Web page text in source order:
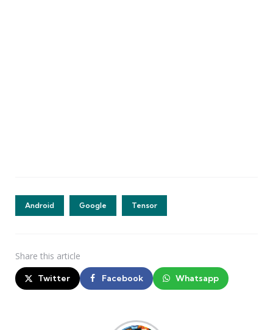
Android Google Tensor
Share this article
Twitter Facebook Whatsapp